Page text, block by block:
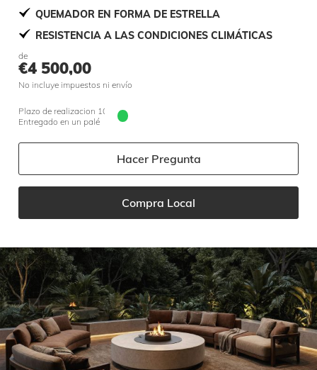
QUEMADOR EN FORMA DE ESTRELLA
RESISTENCIA A LAS CONDICIONES CLIMÁTICAS
de
€4 500,00
No incluye impuestos ni envío
Plazo de realizacion 10 jours
Entregado en un palé
Hacer Pregunta
Compra Local